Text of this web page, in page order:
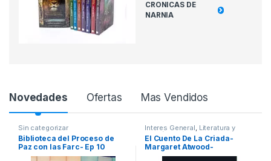
CRONICAS DE
NARNIA
P
Novedades Ofertas Mas Vendidos
Sin categorizar
Biblioteca del Proceso de
Paz con las Farc- Ep 10
Tomos
Interes General Literatura y
Ficción Temas Varios
El Cuento De La Criada-
Margaret Atwood-
Salamandra